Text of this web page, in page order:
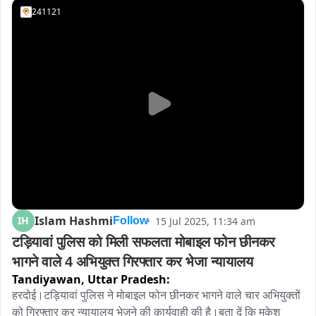
241121
IH Islam Hashmi Follow 15 Jul 2025, 11:34 am
टड़ियावां पुलिस को मिली सफलता मोबाइल फोन छीनकर
भागने वाले 4 अभियुक्त गिरफ्तार कर भेजा न्यायालय
Tandiyawan, Uttar Pradesh:
हरदोई।टड़ियावां पुलिस ने मोबाइल फोन छीनकर भागने वाले चार अभियुक्तों
को गिरफ्तार कर न्यायालय भेजने की कार्यवाही की है।बता दें कि मुकेश